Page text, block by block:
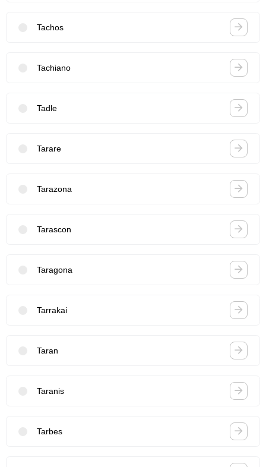
Tachos
Tachiano
Tadle
Tarare
Tarazona
Tarascon
Taragona
Tarrakai
Taran
Taranis
Tarbes